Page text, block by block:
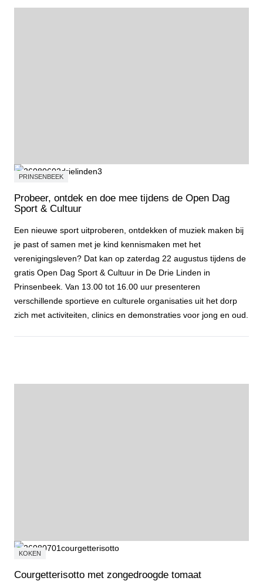
PRINSENBEEK
Probeer, ontdek en doe mee tijdens de Open Dag
Sport & Cultuur
Een nieuwe sport uitproberen, ontdekken of muziek maken bij
je past of samen met je kind kennismaken met het
verenigingsleven? Dat kan op zaterdag 22 augustus tijdens de
gratis Open Dag Sport & Cultuur in De Drie Linden in
Prinsenbeek. Van 13.00 tot 16.00 uur presenteren
verschillende sportieve en culturele organisaties uit het dorp
zich met activiteiten, clinics en demonstraties voor jong en oud.
KOKEN
Courgetterisotto met zongedroogde tomaat